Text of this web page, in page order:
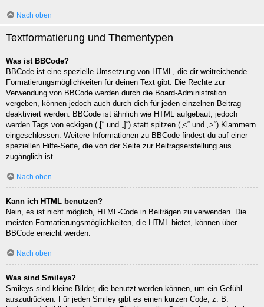
Nach oben
Textformatierung und Thementypen
Was ist BBCode?
BBCode ist eine spezielle Umsetzung von HTML, die dir weitreichende
Formatierungsmöglichkeiten für deinen Text gibt. Die Rechte zur
Verwendung von BBCode werden durch die Board-Administration
vergeben, können jedoch auch durch dich für jeden einzelnen Beitrag
deaktiviert werden. BBCode ist ähnlich wie HTML aufgebaut, jedoch
werden Tags von eckigen („[“ und „]“) statt spitzen („<“ und „>“) Klammern
eingeschlossen. Weitere Informationen zu BBCode findest du auf einer
speziellen Hilfe-Seite, die von der Seite zur Beitragserstellung aus
zugänglich ist.
Nach oben
Kann ich HTML benutzen?
Nein, es ist nicht möglich, HTML-Code in Beiträgen zu verwenden. Die
meisten Formatierungsmöglichkeiten, die HTML bietet, können über
BBCode erreicht werden.
Nach oben
Was sind Smileys?
Smileys sind kleine Bilder, die benutzt werden können, um ein Gefühl
auszudrücken. Für jeden Smiley gibt es einen kurzen Code, z. B.